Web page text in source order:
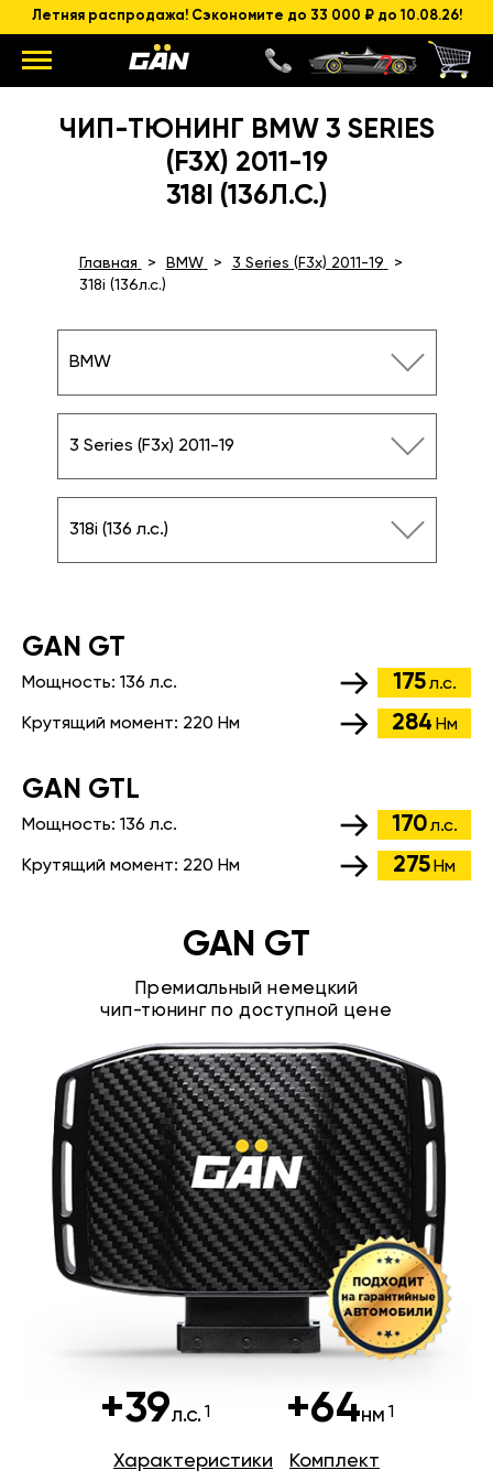
Летняя распродажа! Сэкономите до 33 000 ₽ до 10.08.26!
ЧИП-ТЮНИНГ BMW 3 SERIES
(F3X) 2011-19
318I (136Л.С.)
Главная BMW
3 Series (F3x) 2011-19
318i (136л.с.)
BMW
3 Series (F3x) 2011-19
318i (136 л.с.)
GАN GT
Мощность: 136 л.с. 175 л.с.
Крутящий момент: 220 Нм 284 Нм
GАN GTL
Мощность: 136 л.с. 170 л.с.
Крутящий момент: 220 Нм 275 Нм
GAN GT
Премиальный немецкий
чип-тюнинг по доступной цене
+39л.с. +64нм
Характеристики Комплект